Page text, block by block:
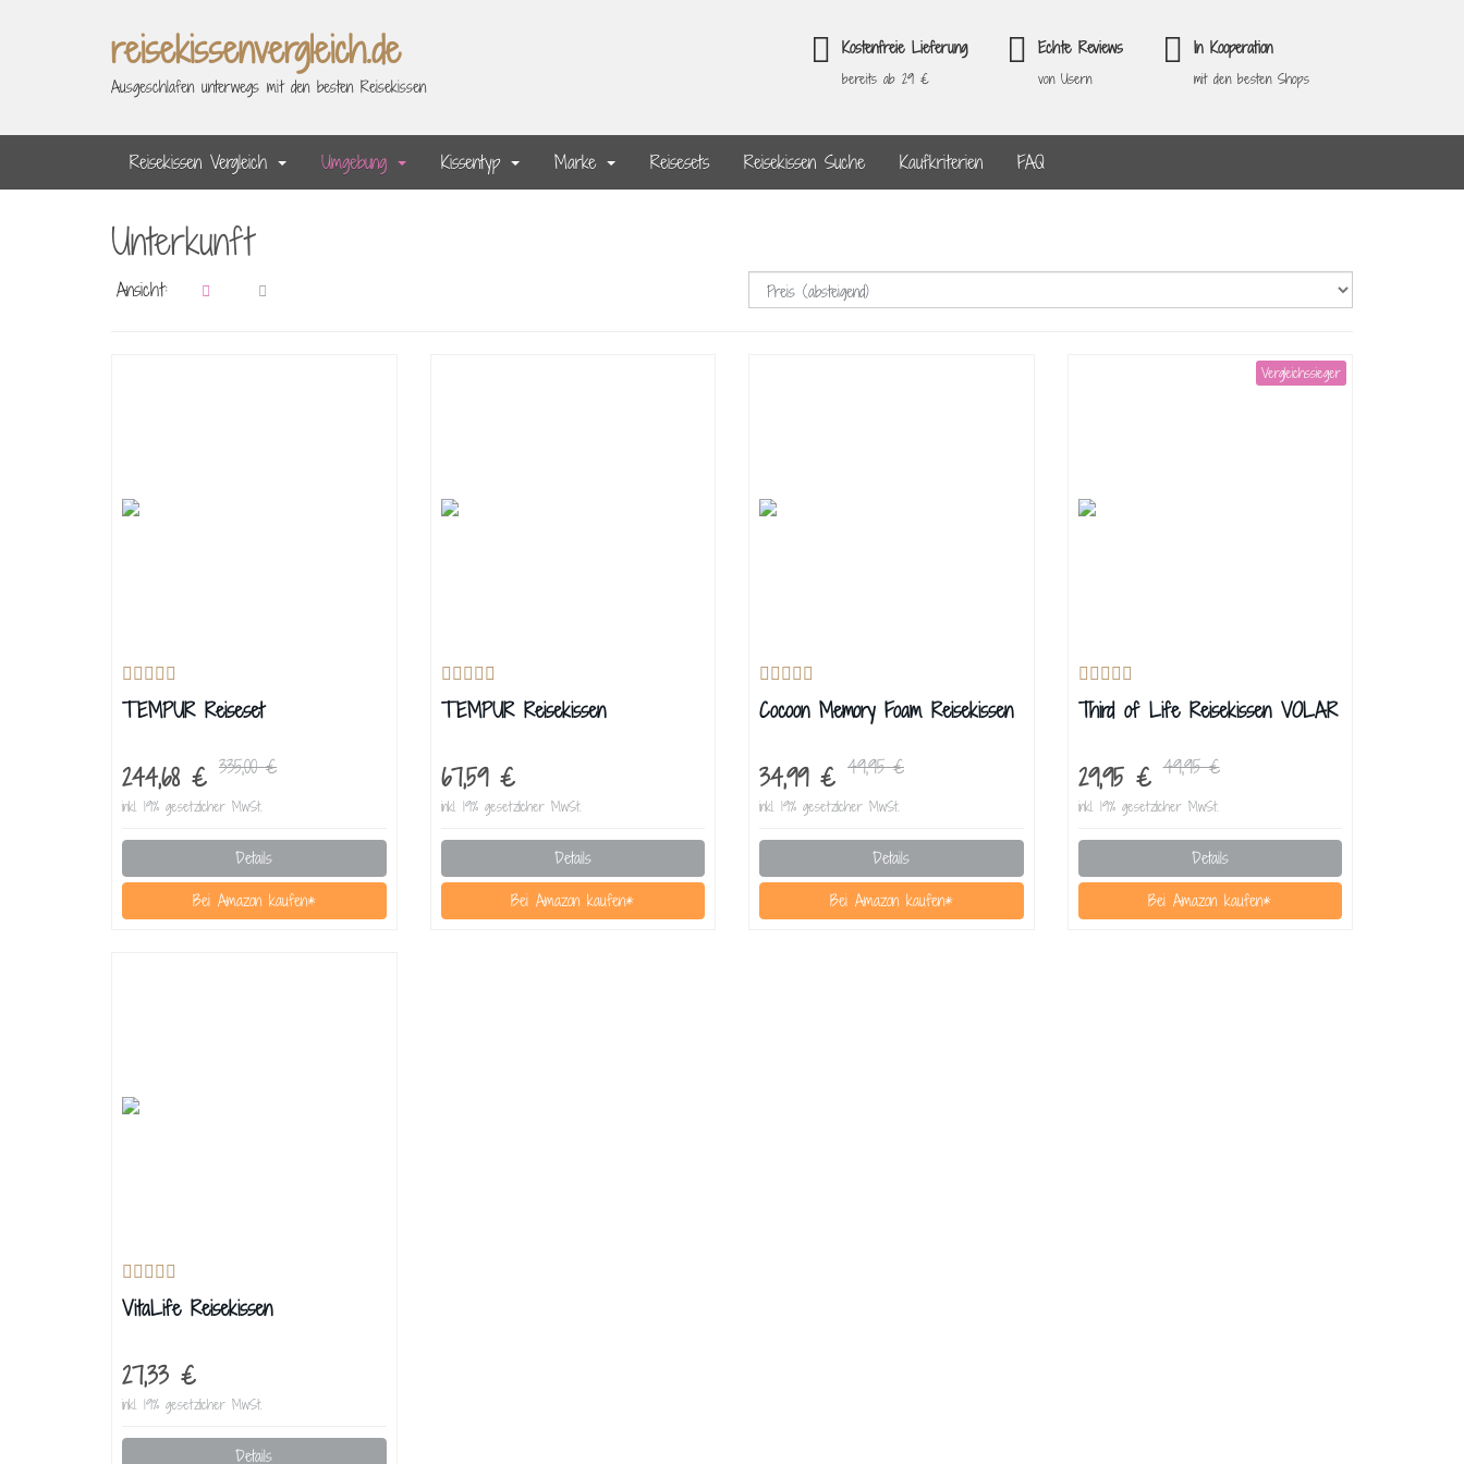
reisekissenvergleich.de
Ausgeschlafen unterwegs mit den besten Reisekissen
Kostenfreie Lieferung
bereits ab 29 €
Echte Reviews
von Usern
In Kooperation
mit den besten Shops
Reisekissen Vergleich Umgebung Kissentyp Marke Reisesets Reisekissen Suche Kaufkriterien FAQ
Unterkunft
Ansicht:
TEMPUR Reiseset
244,68 € 335,00 €
inkl. 19% gesetzlicher MwSt.
Details
Bei Amazon kaufen*
TEMPUR Reisekissen
67,59 €
inkl. 19% gesetzlicher MwSt.
Details
Bei Amazon kaufen*
Cocoon Memory Foam Reisekissen
34,99 € 49,95 €
inkl. 19% gesetzlicher MwSt.
Details
Bei Amazon kaufen*
Vergleichssieger
Third of Life Reisekissen VOLAR
29,95 €49,95 €
inkl. 19% gesetzlicher MwSt.
Details
Bei Amazon kaufen*
VitaLife Reisekissen
27,33 €
inkl. 19% gesetzlicher MwSt.
Details